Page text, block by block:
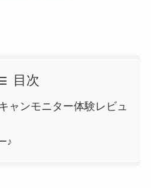
目次
ャンモニター体験レビュ
♪